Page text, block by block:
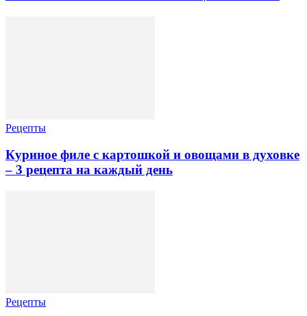
Рецепты
Куриное филе с картошкой и овощами в духовке
– 3 рецепта на каждый день
Рецепты